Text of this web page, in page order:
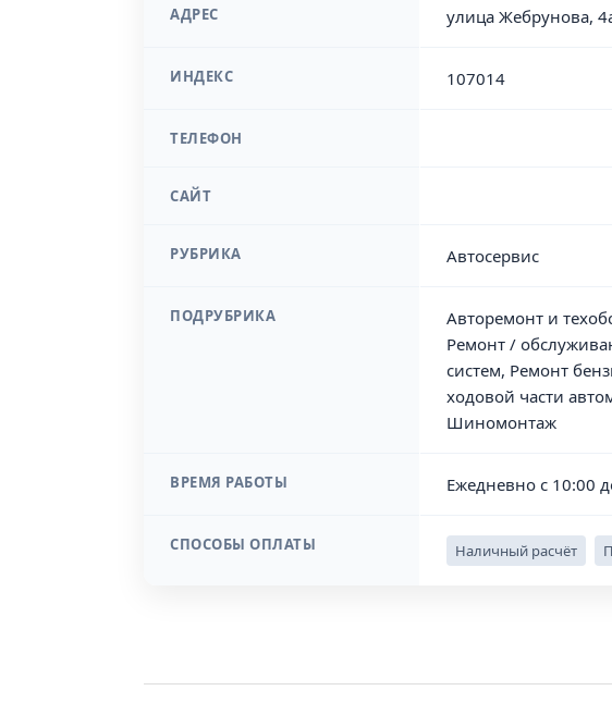
АДРЕС улица Жебрунова,
ИНДЕКС 107014
ТЕЛЕФОН
САЙТ
РУБРИКА Автосервис
ПОДРУБРИКА
Авторемонт и
Ремонт /
систем, Ремонт
ходовой части
Шиномонтаж
ВРЕМЯ РАБОТЫ Ежедневно с 10:00
СПОСОБЫ ОПЛАТЫ Наличный расчёт